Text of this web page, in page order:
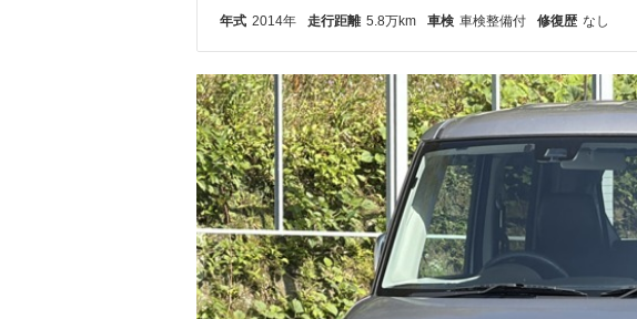
年式 2014年 走行距離 5.8万km 車検 車検整備付 修復歴 なし